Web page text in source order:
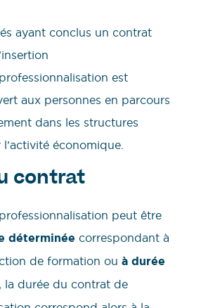
ayant conclus un contrat
est
aux personnes en parcours
dans les structures
économique.
contrat
peut être
déterminée correspondant à
de formation ou à durée
, la durée du contrat de